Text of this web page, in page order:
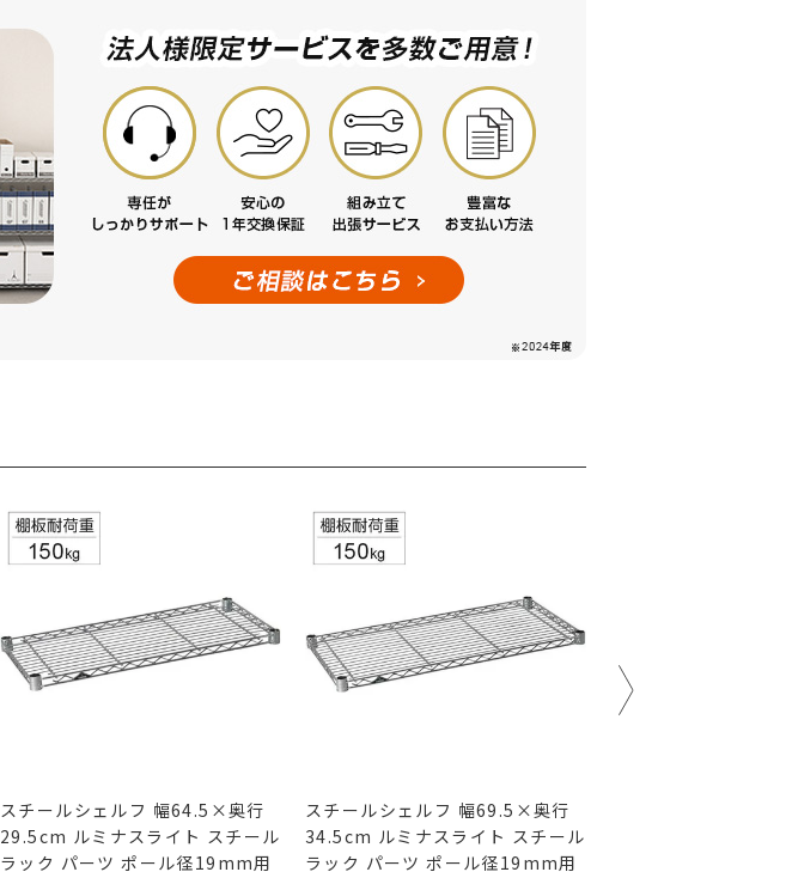
スチールシェルフ 幅64.5×奥行
29.5cm ルミナスライト スチール
ラック パーツ ポール径19mm用
スチールシェルフ 幅69.5×奥行
34.5cm ルミナスライト スチール
ラック パーツ ポール径19mm用